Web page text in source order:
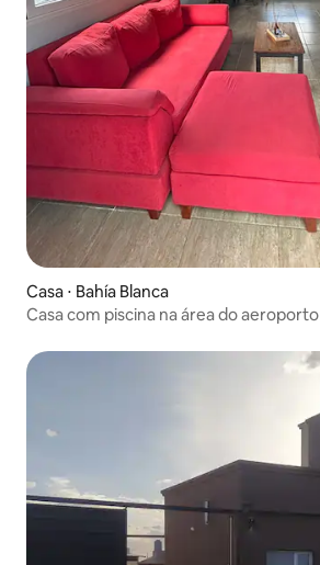
Casa ⋅ Bahía Blanca
Casa com piscina na área do aeroporto